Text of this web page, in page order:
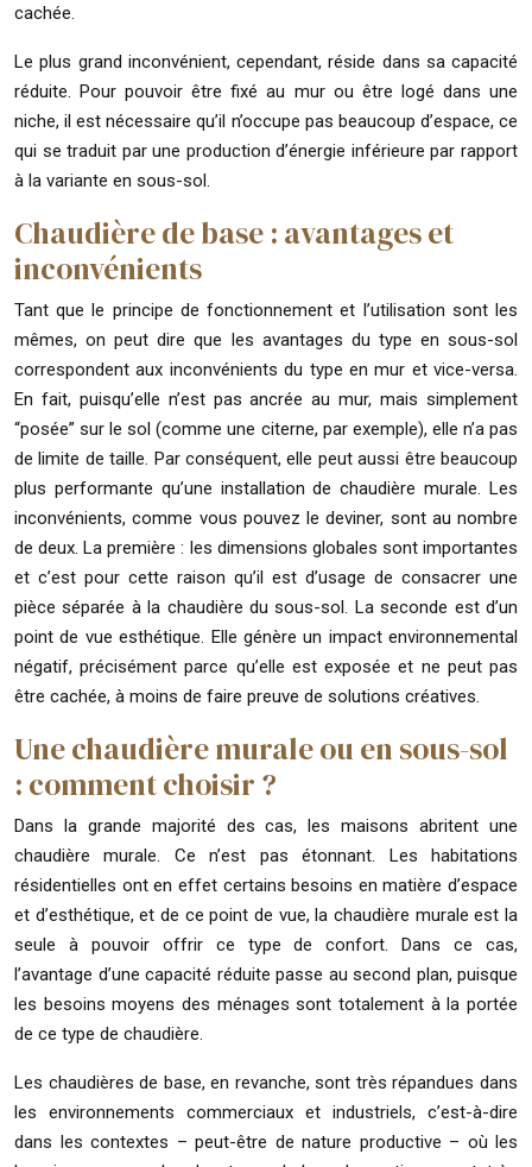
cachée.
Le plus grand inconvénient, cependant, réside dans sa capacité
réduite. Pour pouvoir être fixé au mur ou être logé dans une
niche, il est nécessaire qu’il n’occupe pas beaucoup d’espace, ce
qui se traduit par une production d’énergie inférieure par rapport
à la variante en sous-sol.
Chaudière de base : avantages et
inconvénients
Tant que le principe de fonctionnement et l’utilisation sont les
mêmes, on peut dire que les avantages du type en sous-sol
correspondent aux inconvénients du type en mur et vice-versa.
En fait, puisqu’elle n’est pas ancrée au mur, mais simplement
“posée” sur le sol (comme une citerne, par exemple), elle n’a pas
de limite de taille. Par conséquent, elle peut aussi être beaucoup
plus performante qu’une installation de chaudière murale. Les
inconvénients, comme vous pouvez le deviner, sont au nombre
de deux. La première : les dimensions globales sont importantes
et c’est pour cette raison qu’il est d’usage de consacrer une
pièce séparée à la chaudière du sous-sol. La seconde est d’un
point de vue esthétique. Elle génère un impact environnemental
négatif, précisément parce qu’elle est exposée et ne peut pas
être cachée, à moins de faire preuve de solutions créatives.
Une chaudière murale ou en sous-sol
: comment choisir ?
Dans la grande majorité des cas, les maisons abritent une
chaudière murale. Ce n’est pas étonnant. Les habitations
résidentielles ont en effet certains besoins en matière d’espace
et d’esthétique, et de ce point de vue, la chaudière murale est la
seule à pouvoir offrir ce type de confort. Dans ce cas,
l’avantage d’une capacité réduite passe au second plan, puisque
les besoins moyens des ménages sont totalement à la portée
de ce type de chaudière.
Les chaudières de base, en revanche, sont très répandues dans
les environnements commerciaux et industriels, c’est-à-dire
dans les contextes – peut-être de nature productive – où les